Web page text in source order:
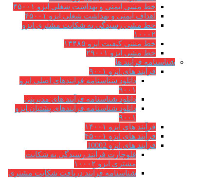
خط مشی ایمنی و بهداشت شغلی ایزو ۴۵۰۰۱
اهداف ایمنی و بهداشت شغلی ایزو ۴۵۰۰۱
خط مشی رسیدگی به شکایت مشتری ایزو
۱۰۰۰۲
خط مشی کیفیت ایزو ۱۳۴۸۵
خط مشی ایزو ۲۹۰۰۱
شناسنامه فرآیند ها
فرآیند های ایزو ۹۰۰۱
دانلود شناسنامه فرایندهای اصلی ایزو
۹۰۰۱
دانلود شناسنامه فرآیند های مدیریتی
دانلود شناسنامه فرآیندهای پشتیان ایزو
۹۰۰۱
فرآیند های ایزو ۱۴۰۰۱
فرآیند های ایزو ۴۵۰۰۱
فرآیند های ایزو 10002
فلوچارت فرآیند رسیدگی به شکایت
مشتری ایزو ۱۰۰۰۲
شناسنامه فرآیند دریافت شکایت مشتری